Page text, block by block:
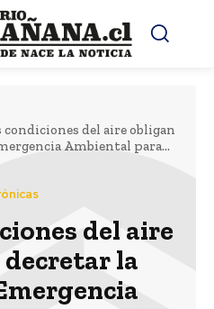
condiciones del aire obligan
Ambiental para...
del aire
la